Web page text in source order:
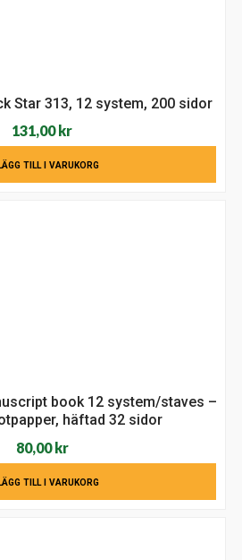
Star 313, 12 system, 200 sidor
131,00 kr
LÄGG TILL I VARUKORG
book 12 system/staves –
häftad 32 sidor
80,00kr
LÄGG TILL I VARUKORG